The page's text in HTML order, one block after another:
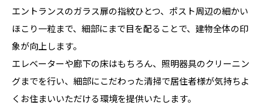
エントランスのガラス扉の指紋ひとつ、ポスト周辺の細かい
ほこり一粒まで、細部にまで目を配ることで、建物全体の印
象が向上します。
エレベーターや廊下の床はもちろん、照明器具のクリーニン
グまでを行い、細部にこだわった清掃で居住者様が気持ちよ
くお住まいいただける環境を提供いたします。